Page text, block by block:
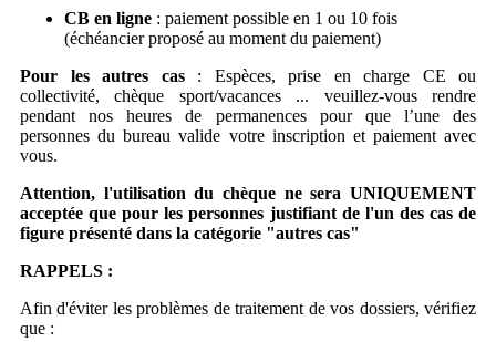
CB en ligne : paiement possible en 1 ou 10 fois
(échéancier proposé au moment du paiement)
Pour les autres cas: Espèces, prise en charge CE ou
collectivité, chèque sport/vacances ... veuillez-vous rendre
pendant nos heures de permanences pour que l’une des
personnes du bureau valide votre inscription et paiement avec
vous.
Attention, l'utilisation du chèque ne sera UNIQUEMENT
acceptée que pour les personnes justifiant de l'un des cas de
figure présenté dans la catégorie "autres cas"
RAPPELS :
Afin d'éviter les problèmes de traitement de vos dossiers, vérifiez
que :